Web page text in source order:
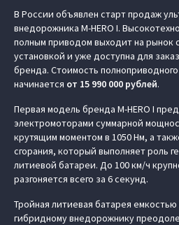
В России объявлен старт продаж
внедорожника M-HERO I.
полным приводом выходит на рынок
установкой и уже доступна для
бренда. Стоимость полноприводного
начинается от 15 990 000 рублей.
Первая модель бренда M‑HERO I
электромоторами суммарной
крутящим моментом в 1050 Нм, а
сгорания, который выполняет роль
литиевой батареи. До 100 км/ч
разгоняется всего за 6 секунд.
Тройная литиевая батарея емкостью
гибридному внедорожнику